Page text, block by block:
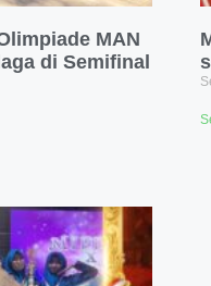
MAN
di Semifinal